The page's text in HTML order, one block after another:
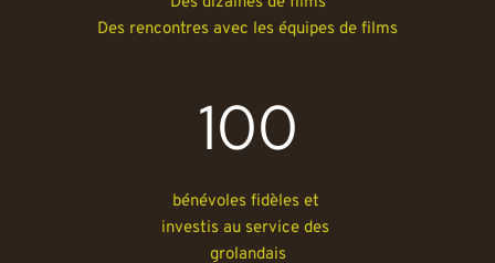
Des rencontres avec les équipes de films
100
bénévoles fidèles et
investis au service des
grolandais